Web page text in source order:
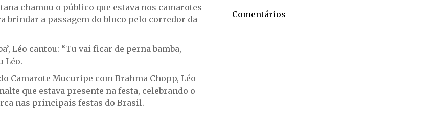
chamou o público que estava nos camarotes
brindar a passagem do bloco pelo corredor da
Léo cantou: “Tu vai ficar de perna bamba,
Léo.
Camarote Mucuripe com Brahma Chopp, Léo
que estava presente na festa, celebrando o
nas principais festas do Brasil.
Comentários